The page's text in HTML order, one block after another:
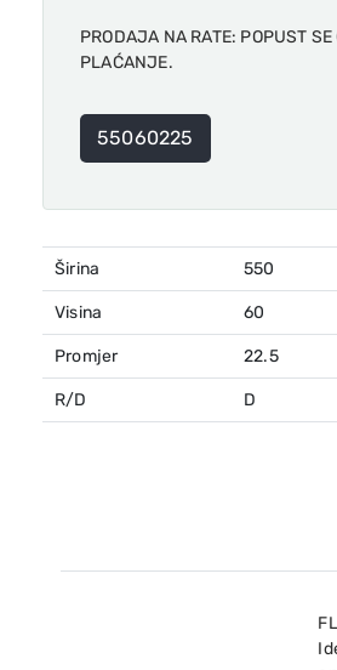
PRODAJA NA RATE: POPUST
PLAĆANJE.
55060225
Širina 550
Visina 60
Promjer 22.5
R/D D